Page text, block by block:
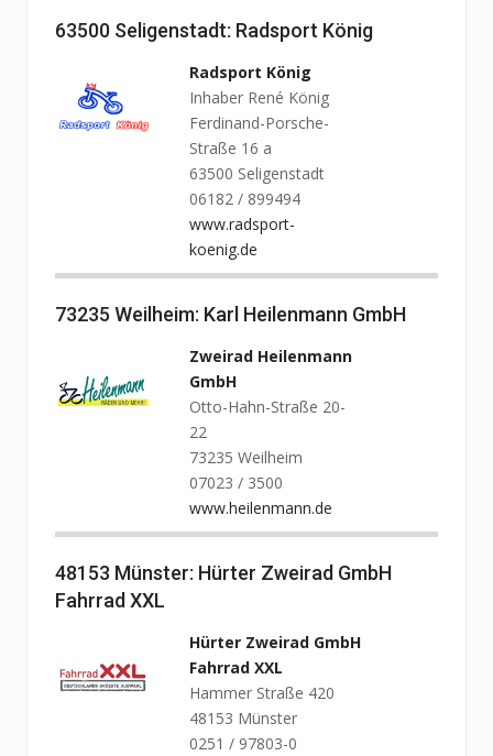
63500 Seligenstadt: Radsport König
Radsport König
Inhaber René König
Ferdinand-Porsche-
Straße 16 a
63500 Seligenstadt
06182 / 899494
www.radsport-
koenig.de
73235 Weilheim: Karl Heilenmann GmbH
Zweirad Heilenmann
GmbH
Otto-Hahn-Straße 20-
22
73235 Weilheim
07023 / 3500
www.heilenmann.de
48153 Münster: Hürter Zweirad GmbH
Fahrrad XXL
Hürter Zweirad GmbH
Fahrrad XXL
Hammer Straße 420
48153 Münster
0251 / 97803-0